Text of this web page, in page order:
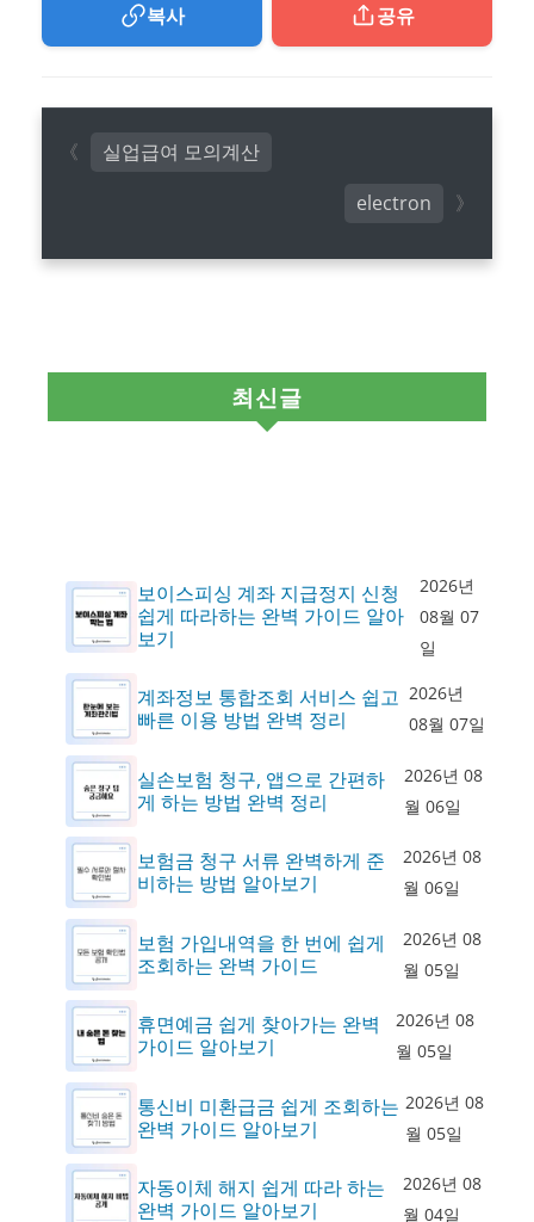
복사 공유
electron
실업급여 모의계산
최신글
보이스피싱 계좌 지급정지 신청
쉽게 따라하는 완벽 가이드 알아
보기
2026년
08월 07
일
계좌정보 통합조회 서비스 쉽고
빠른 이용 방법 완벽 정리
2026년
08월 07일
실손보험 청구, 앱으로 간편하
게 하는 방법 완벽 정리
2026년 08
월 06일
보험금 청구 서류 완벽하게 준
비하는 방법 알아보기
2026년 08
월 06일
보험 가입내역을 한 번에 쉽게
조회하는 완벽 가이드
2026년 08
월 05일
휴면예금 쉽게 찾아가는 완벽
가이드 알아보기
2026년 08
월 05일
통신비 미환급금 쉽게 조회하는
완벽 가이드 알아보기
2026년 08
월 05일
자동이체 해지 쉽게 따라 하는
완벽 가이드 알아보기
2026년 08
월 04일